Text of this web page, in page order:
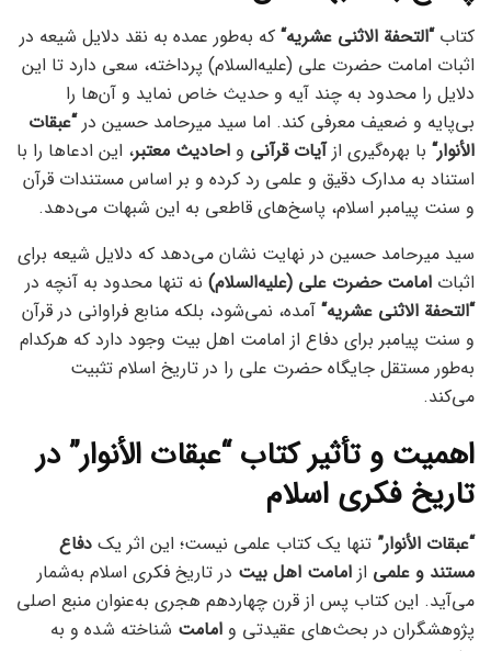
کتاب“التحفة الاثنی عشریه“ که به‌طور عمده به نقد دلایل شیعه در
اثبات امامت حضرت علی (علیه‌السلام) پرداخته، سعی دارد تا این
دلایل را محدود به چند آیه و حدیث خاص نماید و آن‌ها را
بی‌پایه و ضعیف معرفی کند. اما سید میرحامد حسین در“عبقات
الأنوار“ با بهره‌گیری ازآیات قرآنی و احادیث معتبر، این ادعاها را با
استناد به مدارک دقیق و علمی رد کرده و بر اساس مستندات قرآن
و سنت پیامبر اسلام، پاسخ‌های قاطعی به این شبهات می‌دهد.
سید میرحامد حسین در نهایت نشان می‌دهد که دلایل شیعه برای
اثبات امامت حضرت علی (علیه‌السلام) نه تنها محدود به آنچه در
“التحفة الاثنی عشریه“ آمده، نمی‌شود، بلکه منابع فراوانی در قرآن
و سنت پیامبر برای دفاع از امامت اهل بیت وجود دارد که هرکدام
به‌طور مستقل جایگاه حضرت علی را در تاریخ اسلام تثبیت
می‌کند.
اهمیت و تأثیر کتاب “عبقات الأنوار” در
تاریخ فکری اسلام
“عبقات الأنوار” تنها یک کتاب علمی نیست؛ این اثر یک دفاع
مستند و علمی از امامت اهل بیت در تاریخ فکری اسلام به‌شمار
می‌آید. این کتاب پس از قرن چهاردهم هجری به‌عنوان منبع اصلی
پژوهشگران در بحث‌های عقیدتی و امامت شناخته شده و به